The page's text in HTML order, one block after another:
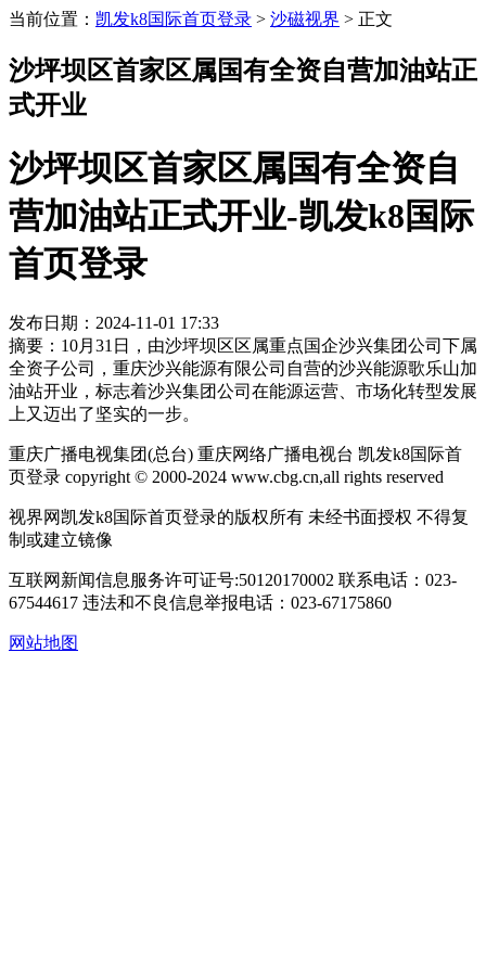
当前位置： 凯发k8国际首页登录 > 沙磁视界 > 正文
沙坪坝区首家区属国有全资自营加油站正
式开业
沙坪坝区首家区属国有全资自
营加油站正式开业-凯发k8国际
首页登录
发布日期：2024-11-01 17:33
摘要：10月31日，由沙坪坝区区属重点国企沙兴集团公司下属
全资子公司，重庆沙兴能源有限公司自营的沙兴能源歌乐山加
油站开业，标志着沙兴集团公司在能源运营、市场化转型发展
上又迈出了坚实的一步。
重庆广播电视集团(总台) 重庆网络广播电视台 凯发k8国际首
页登录 copyright © 2000-2024 www.cbg.cn,all rights reserved
视界网凯发k8国际首页登录的版权所有 未经书面授权 不得复
制或建立镜像
互联网新闻信息服务许可证号:50120170002 联系电话：023-
67544617 违法和不良信息举报电话：023-67175860
网站地图